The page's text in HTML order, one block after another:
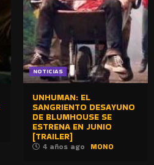
NOTICIAS
UNHUMAN: EL
SANGRIENTO DESAYUNO
DE BLUMHOUSE SE
ESTRENA EN JUNIO
[TRAILER]
4 años ago MONO